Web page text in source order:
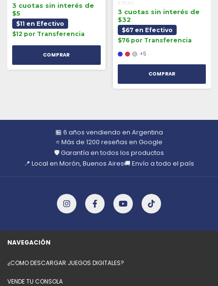
3 cuotas sin interés de
$5
$11 en Efectivo
$12 por Transferencia
€95,60
3 cuotas sin interés de
$32
$67 en Efectivo
$76 por Transferencia
+5
COMPRAR
🏪 6 años vendiendo en Argentina
⭐ Más de 1200 reseñas en Google
🛡️ Garantía en todos los productos
📍 Local en Morón, Buenos Aires🚚 Envío a todo el país
NAVEGACIÓN
¿COMO DESCARGAR JUEGOS DIGITALES?
VENDE TU CONSOLA